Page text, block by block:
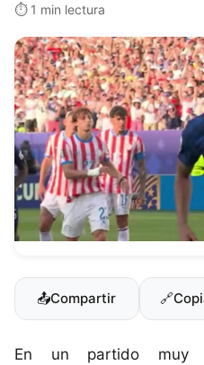
⏱️ 1 min lectura
📤Compartir 🔗
En un partido muy